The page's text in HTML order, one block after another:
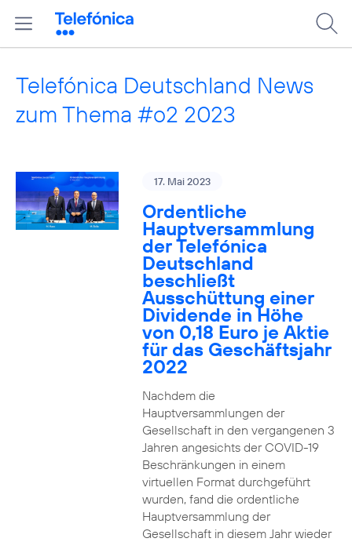
Telefónica Deutschland News
zum Thema #o2 2023
17. Mai 2023
Ordentliche
Hauptversammlung
der Telefónica
Deutschland
beschließt
Ausschüttung einer
Dividende in Höhe
von 0,18 Euro je Aktie
für das Geschäftsjahr
2022
Nachdem die
Hauptversammlungen der
Gesellschaft in den vergangenen 3
Jahren angesichts der COVID-19
Beschränkungen in einem
virtuellen Format durchgeführt
wurden, fand die ordentliche
Hauptversammlung der
Gesellschaft in diesem Jahr wieder